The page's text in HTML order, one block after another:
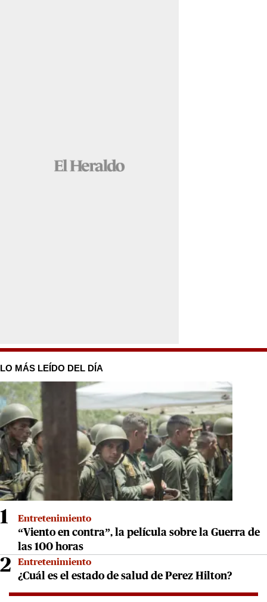
LO MÁS LEÍDO DEL DÍA
1 Entretenimiento
“Viento en contra”, la película sobre la Guerra de
las 100 horas
2 Entretenimiento
¿Cuál es el estado de salud de Perez Hilton?